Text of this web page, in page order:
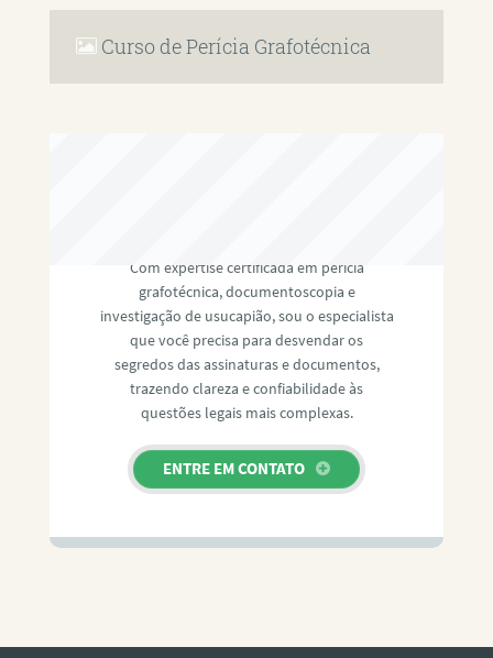
Curso de Perícia Grafotécnica
Com expertise certificada em perícia
grafotécnica, documentoscopia e
investigação de usucapião, sou o especialista
que você precisa para desvendar os
segredos das assinaturas e documentos,
trazendo clareza e confiabilidade às
questões legais mais complexas.
ENTRE EM CONTATO